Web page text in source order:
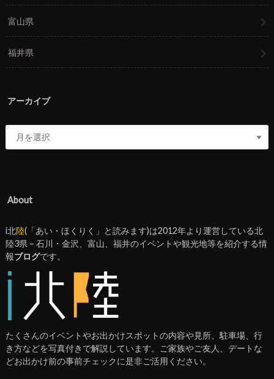
富山県
福井県
アーカイブ
About
i北陸(「あい・ほくりく」と読みます)は2012年より運営している北
陸3県 – 石川・金沢、富山、福井のイベントや観光地等を紹介する情
報ブログです。
たくさんのイベントやお出かけスポットの内容や見所、駐車場、行
き方などを写真付きで解説しています。ご家族やご友人、デートな
どお出かけ前の事前チェックに是非ご活用ください。